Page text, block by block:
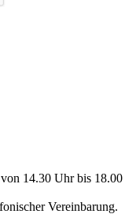
14.30 Uhr bis 18.00
Vereinbarung.